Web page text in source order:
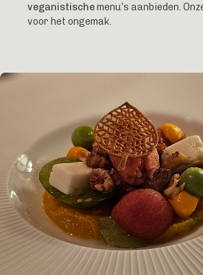
veganistischemenu’s aanbieden.
voor het ongemak.